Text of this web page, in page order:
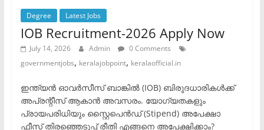
Degree Latest Jobs
IOB Recruitment-2026 Apply Now
July 14, 2026 Admin
0 Comments
governmentjobs, keralajobpoint, keralaofficial.in
ഇന്ത്യൻ ഓവർസീസ് ബാങ്കിൽ (IOB) ബിരുദധാരികൾക്ക്
അപ്രന്റീസ് ആകാൻ അവസരം. ​യോഗ്യതകളും
പ്രായപരിധിയും ​സ്റ്റൈപെൻഡ് (Stipend) ​അപേക്ഷാ
ഫീസ് ​തിരഞ്ഞെടുപ്പ് രീതി ​എങ്ങനെ അപേക്ഷിക്കാം?